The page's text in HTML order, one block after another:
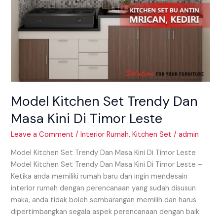
Model Kitchen Set Trendy Dan
Masa Kini Di Timor Leste
Leave a Comment /Interior Rumah,Kitchen Set /admin
Model Kitchen Set Trendy Dan Masa Kini Di Timor Leste
Model Kitchen Set Trendy Dan Masa Kini Di Timor Leste –
Ketika anda memiliki rumah baru dan ingin mendesain
interior rumah dengan perencanaan yang sudah disusun
maka, anda tidak boleh sembarangan memilih dan harus
dipertimbangkan segala aspek perencanaan dengan baik.